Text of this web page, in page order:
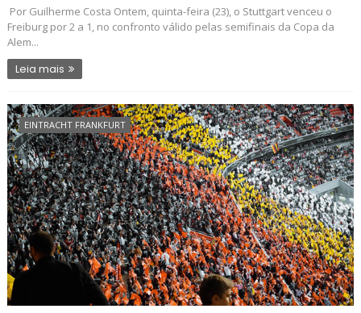
Por Guilherme Costa Ontem, quinta-feira (23), o Stuttgart venceu o
Freiburg por 2 a 1, no confronto válido pelas semifinais da Copa da
Alem...
Leia mais
EINTRACHT FRANKFURT